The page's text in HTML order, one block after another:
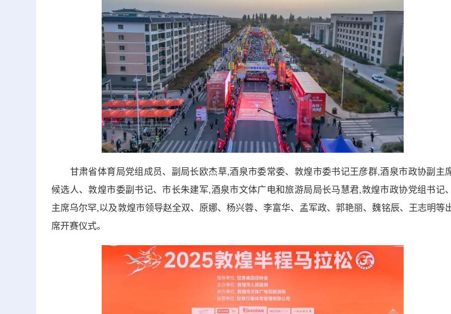
甘肃省体育局党组成员、副局长欧杰草,酒泉市委常委、敦煌市委书记王彦群,酒泉市政协副主
候选人、敦煌市委副书记、市长朱建军,酒泉市文体广电和旅游局局长马慧君,敦煌市政协党组书记、
主席乌尔罕,以及敦煌市领导赵全双、原娜、杨兴蓉、李富华、孟军政、郭艳丽、魏铭辰、王志明等
席开赛仪式。